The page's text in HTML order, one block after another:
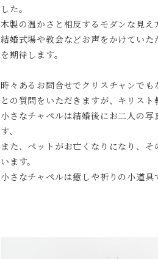
した。
木製の温かさと相反するモダンな見え
結婚式場や教会などお声をかけてい
を期待します。
時々あるお問合せでクリスチャンでも
との質問をいただきますが、キリス
小さなチャペルは結婚後にお二人の
す、
また、ペットがお亡くなりになり、
います。
小さなチャペルは癒しや祈りの小道具